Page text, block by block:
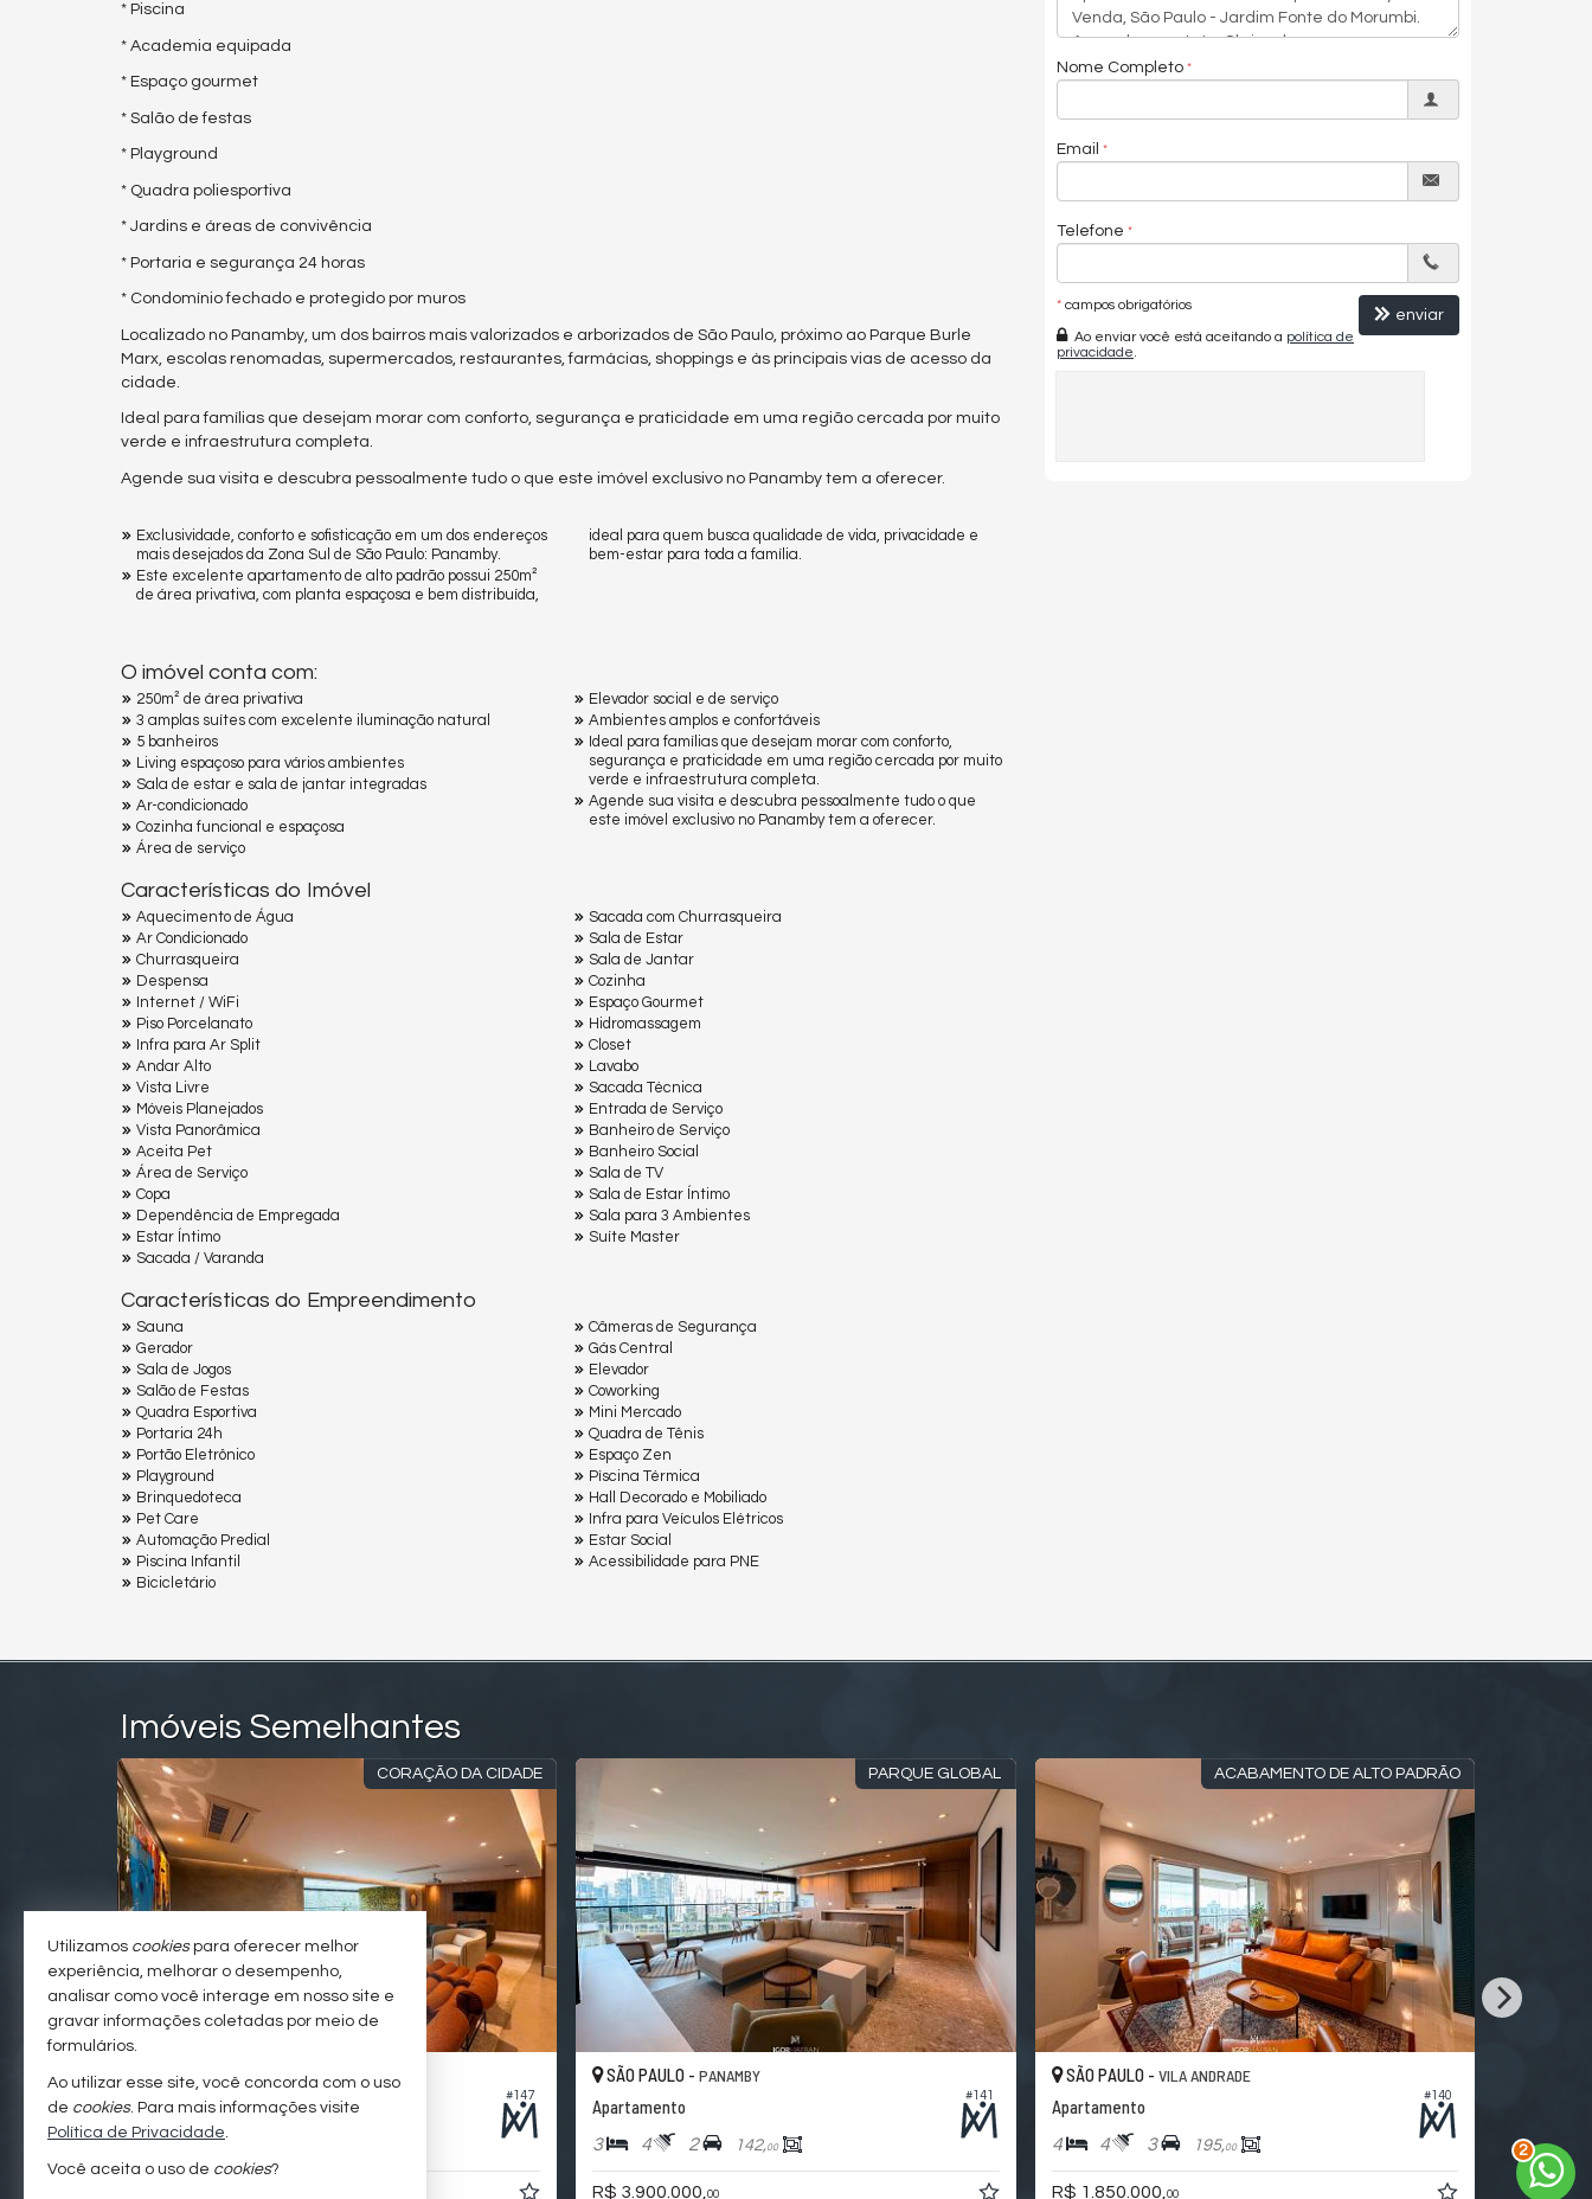
* Piscina
* Academia equipada
* Espaço gourmet
* Salão de festas
* Playground
* Quadra poliesportiva
* Jardins e áreas de convivência
* Portaria e segurança 24 horas
* Condomínio fechado e protegido por muros
Localizado no Panamby, um dos bairros mais valorizados e arborizados de São Paulo, próximo ao Parque Burle
Marx, escolas renomadas, supermercados, restaurantes, farmácias, shoppings e às principais vias de acesso da
cidade.
Ideal para famílias que desejam morar com conforto, segurança e praticidade em uma região cercada por muito
verde e infraestrutura completa.
Agende sua visita e descubra pessoalmente tudo o que este imóvel exclusivo no Panamby tem a oferecer.
Exclusividade, conforto e sofisticação em um dos endereços
mais desejados da Zona Sul de São Paulo: Panamby.
Este excelente apartamento de alto padrão possui 250m²
de área privativa, com planta espaçosa e bem distribuída,
ideal para quem busca qualidade de vida, privacidade e
bem-estar para toda a família.
O imóvel conta com:
250m² de área privativa
3 amplas suítes com excelente iluminação natural
5 banheiros
Living espaçoso para vários ambientes
Sala de estar e sala de jantar integradas
Ar-condicionado
Cozinha funcional e espaçosa
Área de serviço
Elevador social e de serviço
Ambientes amplos e confortáveis
Ideal para famílias que desejam morar com conforto,
segurança e praticidade em uma região cercada por muito
verde e infraestrutura completa.
Agende sua visita e descubra pessoalmente tudo o que
este imóvel exclusivo no Panamby tem a oferecer.
Características do Imóvel
Aquecimento de Água
Ar Condicionado
Churrasqueira
Despensa
Internet / WiFi
Piso Porcelanato
Infra para Ar Split
Andar Alto
Vista Livre
Móveis Planejados
Vista Panorâmica
Aceita Pet
Área de Serviço
Copa
Dependência de Empregada
Estar Íntimo
Sacada / Varanda
Sacada com Churrasqueira
Sala de Estar
Sala de Jantar
Cozinha
Espaço Gourmet
Hidromassagem
Closet
Lavabo
Sacada Técnica
Entrada de Serviço
Banheiro de Serviço
Banheiro Social
Sala de TV
Sala de Estar Íntimo
Sala para 3 Ambientes
Suíte Master
Características do Empreendimento
Sauna
Gerador
Sala de Jogos
Salão de Festas
Quadra Esportiva
Portaria 24h
Portão Eletrônico
Playground
Brinquedoteca
Pet Care
Automação Predial
Piscina Infantil
Bicicletário
Câmeras de Segurança
Gás Central
Elevador
Coworking
Mini Mercado
Quadra de Tênis
Espaço Zen
Pìscina Térmica
Hall Decorado e Mobiliado
Infra para Veículos Elétricos
Estar Social
Acessibilidade para PNE
Nome Completo
Email
Telefone
* campos obrigatórios
Ao enviar você está aceitando a política de
privacidade
enviar
Imóveis Semelhantes
CORAÇÃO DA CIDADE
#147
SÃO PAULO - VILA ANDRADE
Apartamento
4 5
PARQUE GLOBAL
#141
SÃO PAULO -PANAMBY
Apartamento
3 4 2 142,00
R$ 3.900.000,00
ACABAMENTO DE ALTO PADRÃO
#140
SÃO PAULO - VILA ANDRADE
Apartamento
4 4 3 195,00
R$ 1.850.000,00
4 6
R$
2
Utilizamos cookiespara oferecer melhor
experiência, melhorar o desempenho,
analisar como você interage em nosso site e
gravar informações coletadas por meio de
formulários.
Ao utilizar esse site, você concorda com o uso
de cookies. Para mais informações visite
Política de Privacidade.
Você aceita o uso de cookies?